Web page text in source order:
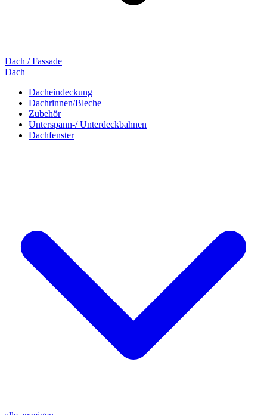
Dach / Fassade
Dach
Dacheindeckung
Dachrinnen/Bleche
Zubehör
Unterspann-/ Unterdeckbahnen
Dachfenster